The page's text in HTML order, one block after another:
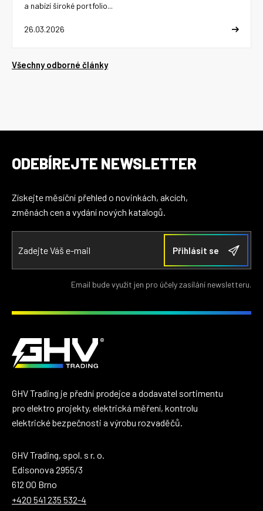
26.03.2026
a nabízí široké portfolio...
Všechny odborné články
ODEBÍREJTE NEWSLETTER
Získejte měsíční přehled o novinkách, akcích,
změnách cen a vydání nových katalogů.
Email bude využit jen pro účely zasílání newsletteru.
GHV Trading je přední prodejce a dodavatel sortimentu
pro elektro projekty, elektrická měření, kontrolu
elektrické bezpečnosti a výrobu rozvaděčů.
GHV Trading, spol. s r. o.
Edisonova 2955/3
612 00 Brno
+420 541 235 532-4